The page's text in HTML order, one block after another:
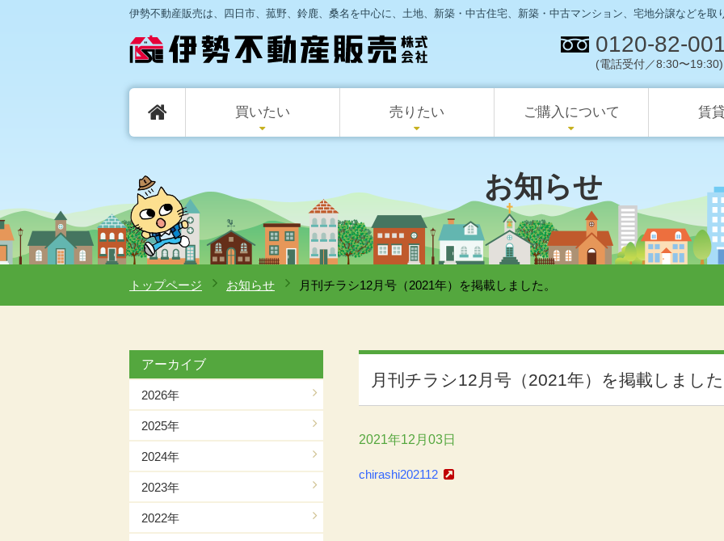
伊勢不動産販売は、四日市、菰野、鈴鹿、桑名を中心に、土地、新築・中古住宅、新築・中古マンション、宅地分譲などを取
0120-82-
(電話受付／8:30〜19:30)
買いたい 売りたい ご購入について 賃
お知らせ
トップページ お知らせ 月刊チラシ12月号（2021年）を掲載しました。
月刊チラシ12月号（2021年）を掲載しまし
2021年12月03日
chirashi202112
アーカイブ
2026年
2025年
2024年
2023年
2022年